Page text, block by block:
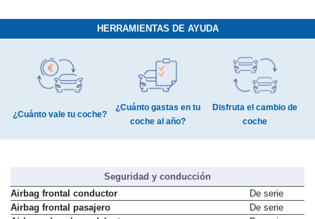
HERRAMIENTAS DE AYUDA
¿Cuánto vale tu coche?
¿Cuánto gastas en tu
coche al año?
Disfruta el cambio de
coche
Seguridad y conducción
Airbag frontal conductor
De serie
Airbag frontal pasajero
De serie